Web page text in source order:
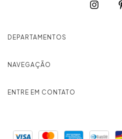
DEPARTAMENTOS
NAVEGAÇÃO
ENTRE EM CONTATO